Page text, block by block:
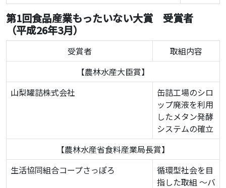
第1回食品産業もったいない大賞 受賞者
（平成26年3月）
受賞者
取組内容
【農林水産大臣賞】
山梨罐詰株式会社
缶詰工場のシロ
ップ廃液を利用
したメタン発酵
システムの確立
【農林水産省食料産業局長賞】
生活協同組合コープさっぽろ
循環型社会を目
指した取組 ～バ